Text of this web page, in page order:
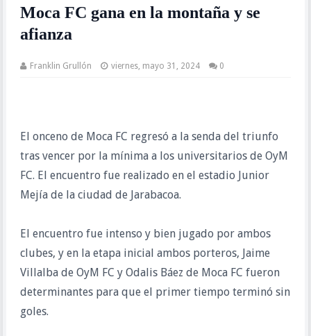
Moca FC gana en la montaña y se
afianza
Franklin Grullón viernes, mayo 31, 2024 0
El onceno de Moca FC regresó a la senda del triunfo
tras vencer por la mínima a los universitarios de OyM
FC. El encuentro fue realizado en el estadio Junior
Mejía de la ciudad de Jarabacoa.
El encuentro fue intenso y bien jugado por ambos
clubes, y en la etapa inicial ambos porteros, Jaime
Villalba de OyM FC y Odalis Báez de Moca FC fueron
determinantes para que el primer tiempo terminó sin
goles.